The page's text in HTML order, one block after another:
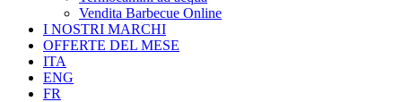
Vendita Barbecue Online
I NOSTRI MARCHI
OFFERTE DEL MESE
ITA
ENG
FR